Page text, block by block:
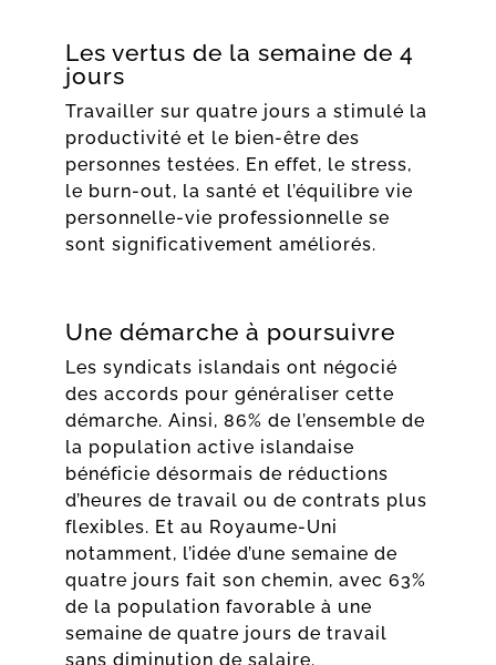
Les vertus de la semaine de 4
jours
Travailler sur quatre jours a stimulé la
productivité et le bien-être des
personnes testées. En effet, le stress,
le burn-out, la santé et l’équilibre vie
personnelle-vie professionnelle se
sont significativement améliorés.
Une démarche à poursuivre
Les syndicats islandais ont négocié
des accords pour généraliser cette
démarche. Ainsi, 86% de l’ensemble de
la population active islandaise
bénéficie désormais de réductions
d’heures de travail ou de contrats plus
flexibles. Et au Royaume-Uni
notamment, l’idée d’une semaine de
quatre jours fait son chemin, avec 63%
de la population favorable à une
semaine de quatre jours de travail
sans diminution de salaire.